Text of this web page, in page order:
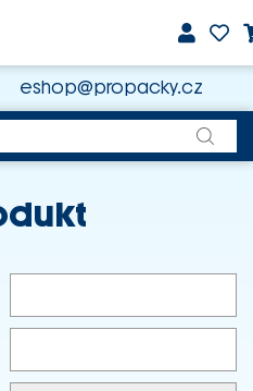
eshop@propacky.cz